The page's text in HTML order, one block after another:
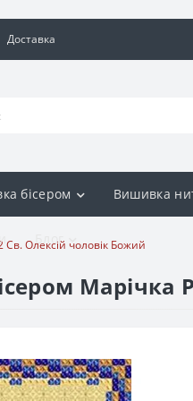
Доставка
бісером Вишивка
Блог
Олексій чоловік Божий
Марічка